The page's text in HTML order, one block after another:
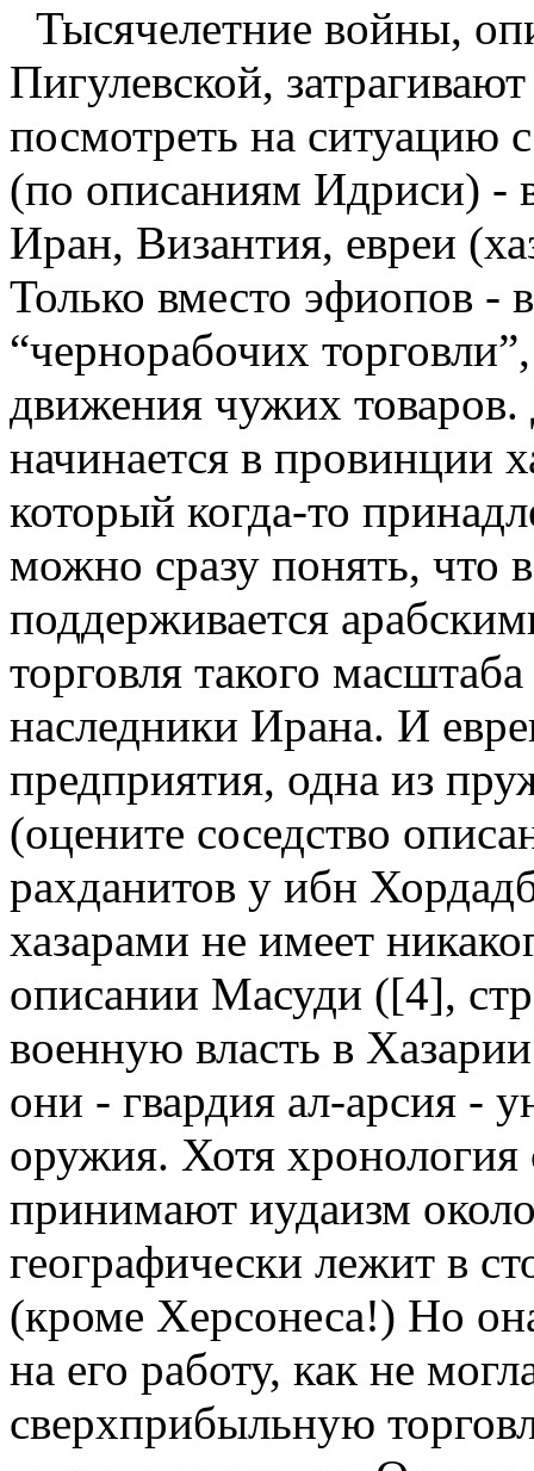
Тысячелетние войны,
Пигулевской,
посмотреть на
(по описаниям Идриси) -
Иран, Византия, евреи
Только вместо эфиопов -
“чернорабочих
движения чужих товаров.
начинается в провинции
который когда-то
можно сразу понять, что
поддерживается
торговля такого
наследники Ирана. И
предприятия, одна из
(оцените соседство
рахданитов у ибн
хазарами не имеет
описании Масуди ([4],
военную власть в
они - гвардия ал-арсия -
оружия. Хотя хронология
принимают иудаизм
географически лежит в
(кроме Херсонеса!) Но
на его работу, как не
сверхприбыльную